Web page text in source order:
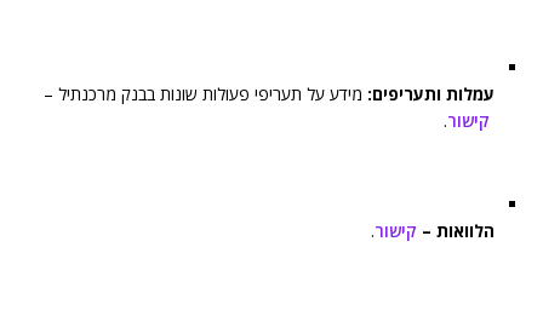
עמלות ותעריפים: מידע על תעריפי פעולות שונות בבנק מרכנתיל –
קישור.
הלוואות – קישור.